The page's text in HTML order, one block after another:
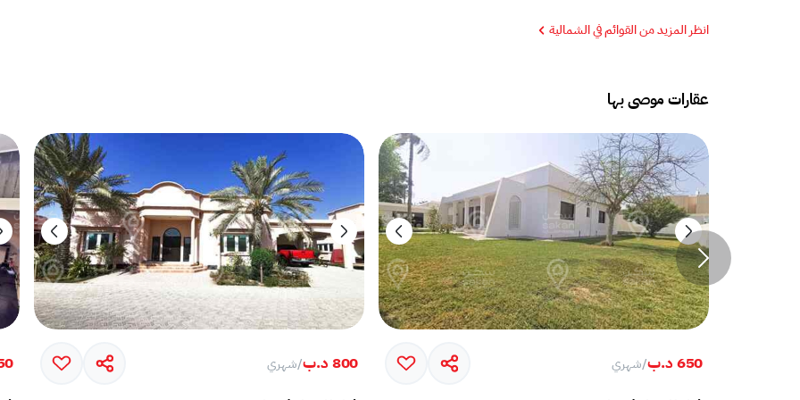
انظر المزيد من القوائم في الشمالية
عقارات موصى بها
650 د.ب /شهري 800 د.ب /شهري